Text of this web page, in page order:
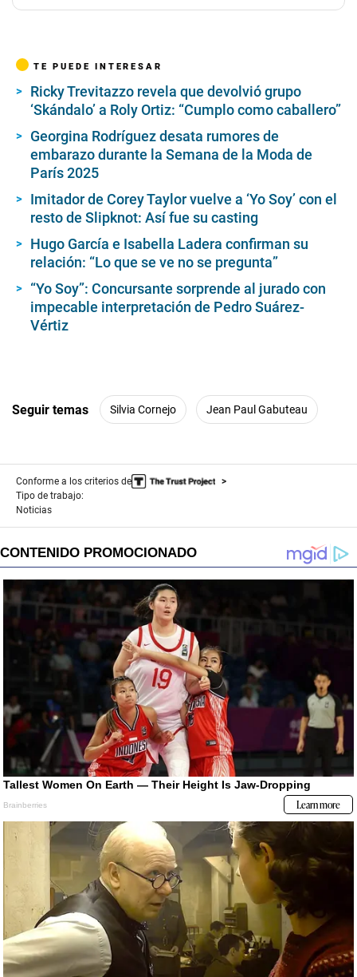
TE PUEDE INTERESAR
Ricky Trevitazzo revela que devolvió grupo
‘Skándalo’ a Roly Ortiz: “Cumplo como caballero”
Georgina Rodríguez desata rumores de
embarazo durante la Semana de la Moda de
París 2025
Imitador de Corey Taylor vuelve a ‘Yo Soy’ con el
resto de Slipknot: Así fue su casting
Hugo García e Isabella Ladera confirman su
relación: “Lo que se ve no se pregunta”
“Yo Soy”: Concursante sorprende al jurado con
impecable interpretación de Pedro Suárez-
Vértiz
Seguir temas Silvia Cornejo Jean Paul Gabuteau
Conforme a los criterios de
Tipo de trabajo:
Noticias